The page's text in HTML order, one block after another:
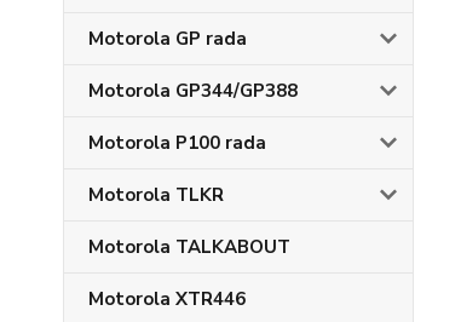
Motorola GP rada
Motorola GP344/GP388
Motorola P100 rada
Motorola TLKR
Motorola TALKABOUT
Motorola XTR446